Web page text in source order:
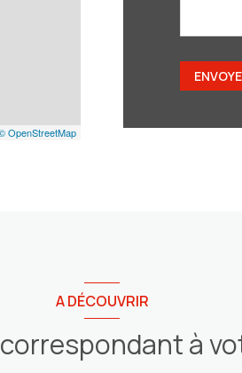
OpenStreetMap
A DÉCOUVRIR
à